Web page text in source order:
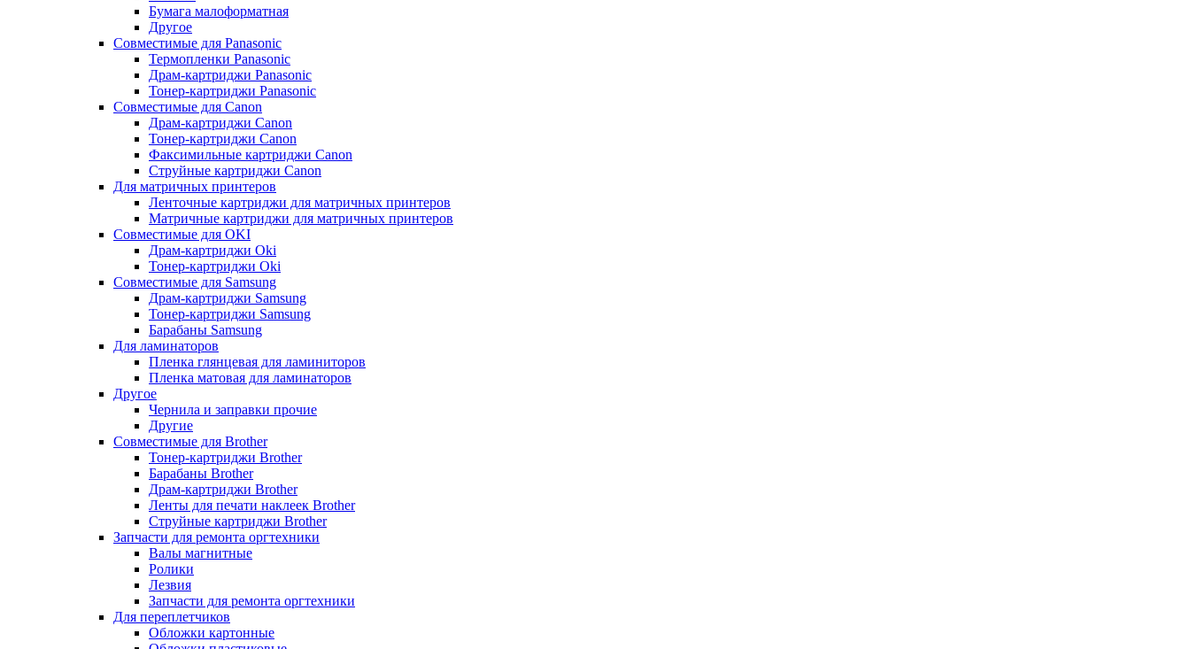
Бумага малоформатная
Другое
Совместимые для Panasonic
Термопленки Panasonic
Драм-картриджи Panasonic
Тонер-картриджи Panasonic
Совместимые для Canon
Драм-картриджи Canon
Тонер-картриджи Canon
Факсимильные картриджи Canon
Струйные картриджи Canon
Для матричных принтеров
Ленточные картриджи для матричных принтеров
Матричные картриджи для матричных принтеров
Совместимые для OKI
Драм-картриджи Oki
Тонер-картриджи Oki
Совместимые для Samsung
Драм-картриджи Samsung
Тонер-картриджи Samsung
Барабаны Samsung
Для ламинаторов
Пленка глянцевая для ламиниторов
Пленка матовая для ламинаторов
Другое
Чернила и заправки прочие
Другие
Совместимые для Brother
Тонер-картриджи Brother
Барабаны Brother
Драм-картриджи Brother
Ленты для печати наклеек Brother
Струйные картриджи Brother
Запчасти для ремонта оргтехники
Валы магнитные
Ролики
Лезвия
Запчасти для ремонта оргтехники
Для переплетчиков
Обложки картонные